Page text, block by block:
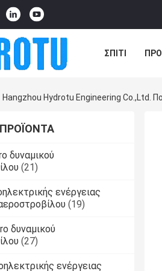
ΣΠΊΤΙ
Hangzhou Hydrotu Engineering Co.,Ltd.
δυναμικού
(21)
ενέργειας
(19)
δυναμικού
(27)
ενέργειας